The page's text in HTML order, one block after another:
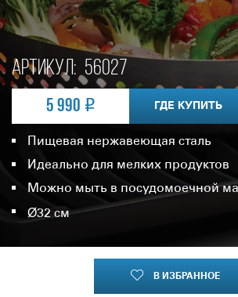
Артикул: 56027
5 990 ГДЕ КУПИТЬ
Пищевая нержавеющая сталь
Идеально для мелких продуктов
Можно мыть в посудомоечной
Ø32 см
В ИЗБРАННОЕ